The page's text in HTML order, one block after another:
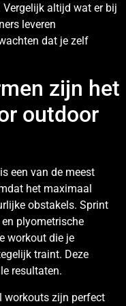
altijd wat er bij
leveren
dat je zelf
zijn het
outdoor
een van de meest
het maximaal
obstakels. Sprint
plyometrische
workout die je
traint. Deze
resultaten.
workouts zijn perfect